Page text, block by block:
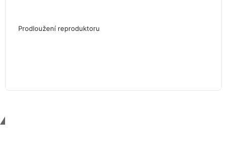
Prodloužení reproduktoru